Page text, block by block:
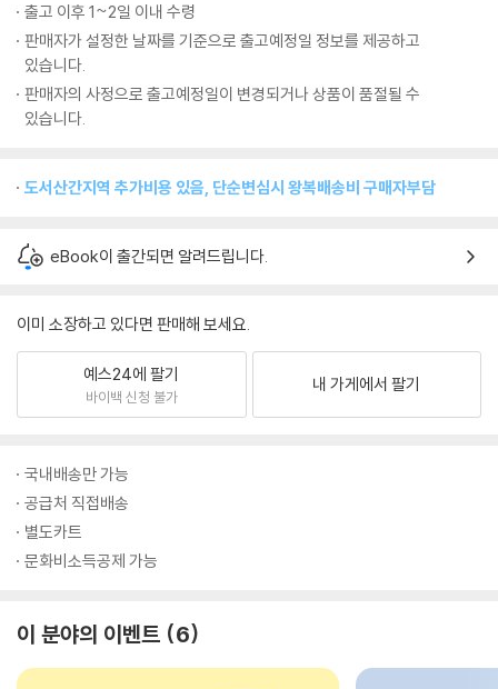
출고 이후 1~2일 이내 수령
판매자가 설정한 날짜를 기준으로 출고예정일 정보를 제공하고
있습니다.
판매자의 사정으로 출고예정일이 변경되거나 상품이 품절될 수
있습니다.
도서산간지역 추가비용 있음, 단순변심시 왕복배송비 구매자부담
eBook이 출간되면 알려드립니다.
이미 소장하고 있다면 판매해 보세요.
예스24에 팔기
바이백 신청 불가
내 가게에서 팔기
국내배송만 가능
공급처 직접배송
별도카트
문화비소득공제 가능
이 분야의 이벤트 6